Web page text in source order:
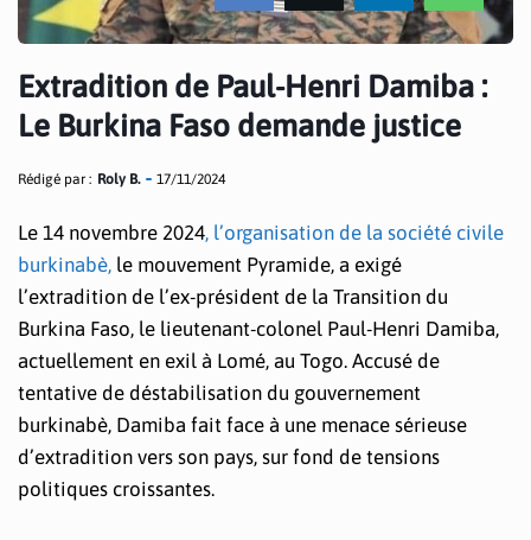
Extradition de Paul-Henri Damiba :
Le Burkina Faso demande justice
Rédigé par : Roly B. 17/11/2024
Le 14 novembre 2024, l’organisation de la société civile
burkinabè, le mouvement Pyramide, a exigé
l’extradition de l’ex-président de la Transition du
Burkina Faso, le lieutenant-colonel Paul-Henri Damiba,
actuellement en exil à Lomé, au Togo. Accusé de
tentative de déstabilisation du gouvernement
burkinabè, Damiba fait face à une menace sérieuse
d’extradition vers son pays, sur fond de tensions
politiques croissantes.